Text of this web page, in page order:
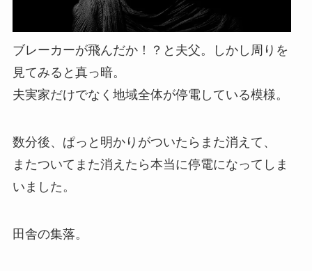
ブレーカーが飛んだか！？と夫父。しかし周りを
見てみると真っ暗。
夫実家だけでなく 地域全体が停電している模様。
数分後、ぱっと明かりがついたらまた消えて、
またついてまた消えたら本当に停電になってしま
いました。
田舎の集落。